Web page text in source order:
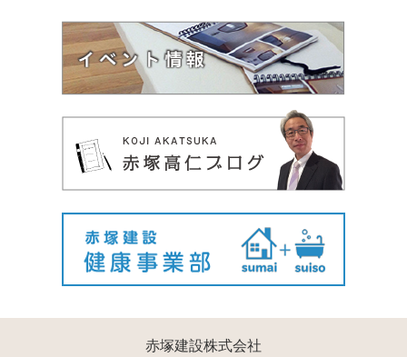
赤塚建設株式会社